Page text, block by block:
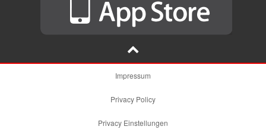
Impressum
Privacy Policy
Privacy Einstellungen